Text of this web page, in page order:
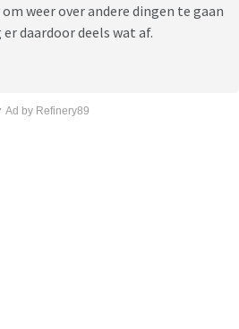
weer over andere dingen te gaan
daardoor deels wat af.
Ad by Refinery89